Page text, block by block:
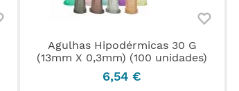
Agulhas Hipodérmicas 30 G
(13mm X 0,3mm) (100 unidades)
6,54 €